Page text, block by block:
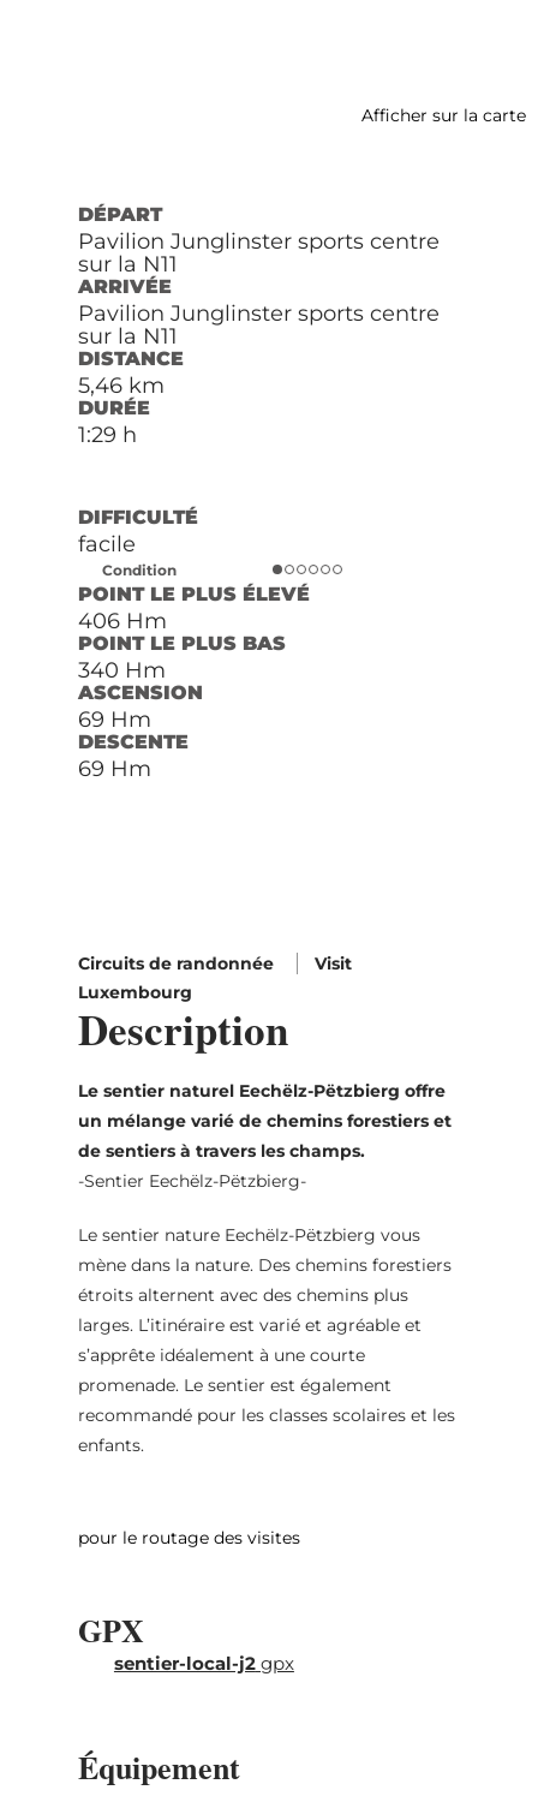
Afficher sur la carte
DÉPART
Pavilion Junglinster sports centre
sur la N11
ARRIVÉE
Pavilion Junglinster sports centre
sur la N11
DISTANCE
5,46 km
DURÉE
1:29 h
DIFFICULTÉ
facile
Condition
POINT LE PLUS ÉLEVÉ
406 Hm
POINT LE PLUS BAS
340 Hm
ASCENSION
69 Hm
DESCENTE
69 Hm
Circuits de randonnée
Visit
Luxembourg
Description
Le sentier naturel Eechëlz-Pëtzbierg offre
un mélange varié de chemins forestiers et
de sentiers à travers les champs.
-Sentier Eechëlz-Pëtzbierg-
Le sentier nature Eechëlz-Pëtzbierg vous
mène dans la nature. Des chemins forestiers
étroits alternent avec des chemins plus
larges. L’itinéraire est varié et agréable et
s’apprête idéalement à une courte
promenade. Le sentier est également
recommandé pour les classes scolaires et les
enfants.
pour le routage des visites
GPX
sentier-local-j2gpx
Équipement